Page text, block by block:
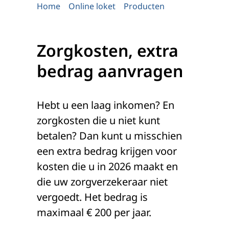
Home Online loket Producten
Zorgkosten, extra
bedrag aanvragen
Hebt u een laag inkomen? En
zorgkosten die u niet kunt
betalen? Dan kunt u misschien
een extra bedrag krijgen voor
kosten die u in 2026 maakt en
die uw zorgverzekeraar niet
vergoedt. Het bedrag is
maximaal € 200 per jaar.